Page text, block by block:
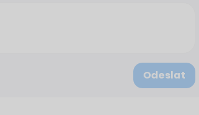
Odeslat